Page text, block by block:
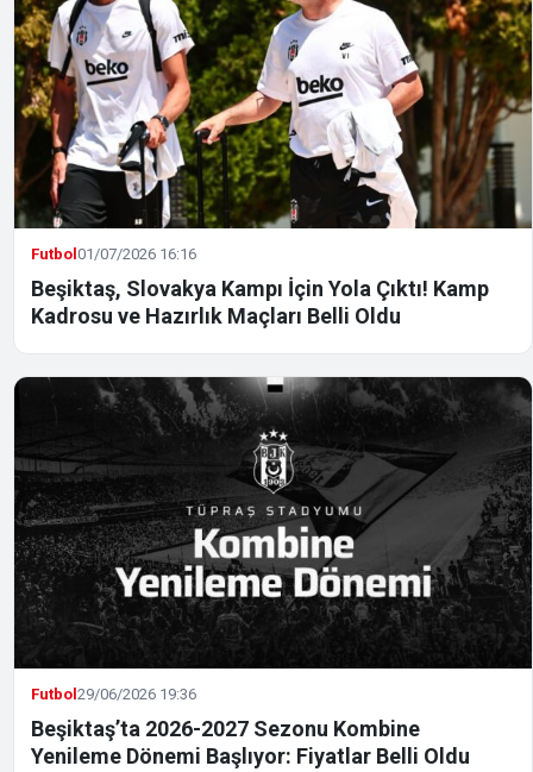
Futbol01/07/2026 16:16
Beşiktaş, Slovakya Kampı İçin Yola Çıktı! Kamp
Kadrosu ve Hazırlık Maçları Belli Oldu
Futbol29/06/2026 19:36
Beşiktaş’ta 2026-2027 Sezonu Kombine
Yenileme Dönemi Başlıyor: Fiyatlar Belli Oldu